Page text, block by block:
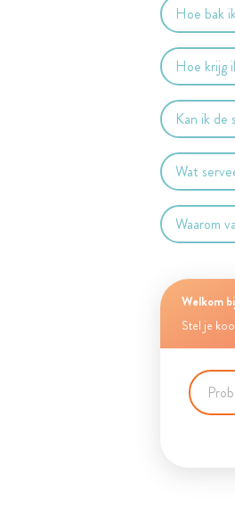
Hoe bak
Hoe krijg
Kan ik de
Wat
Waarom
Welkom
Stel je